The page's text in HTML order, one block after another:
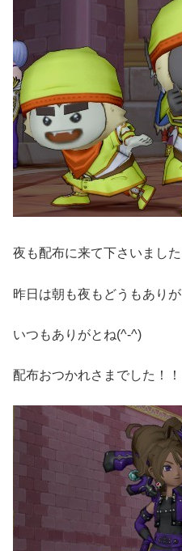
夜も配布に来て下さいました
昨日は朝も夜もどうもあり
いつもありがとね(^-^)
配布おつかれさまでした！！